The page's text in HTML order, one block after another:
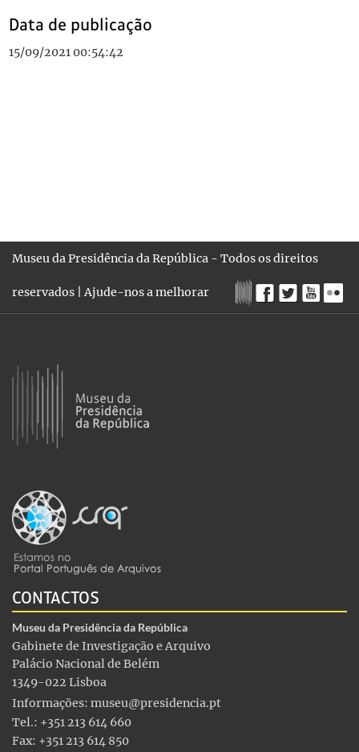
Data de publicação
15/09/2021 00:54:42
Museu da Presidência da República - Todos os direitos
reservados |Ajude-nos a melhorar
CONTACTOS
Museu da Presidência da República
Gabinete de Investigação e Arquivo
Palácio Nacional de Belém
1349-022 Lisboa
Informações: museu@presidencia.pt
Tel.: +351 213 614 660
Fax: +351 213 614 850